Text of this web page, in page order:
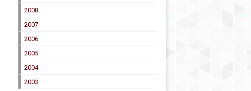
2008
2007
2006
2005
2004
2003